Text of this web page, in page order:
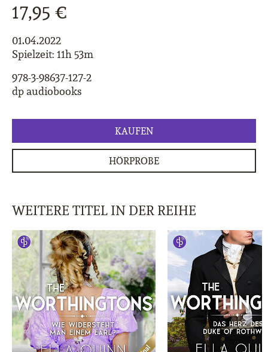
17,95 €
01.04.2022
Spielzeit: 11h 53m
978-3-98637-127-2
dp audiobooks
KAUFEN
HÖRPROBE
WEITERE TITEL IN DER REIHE